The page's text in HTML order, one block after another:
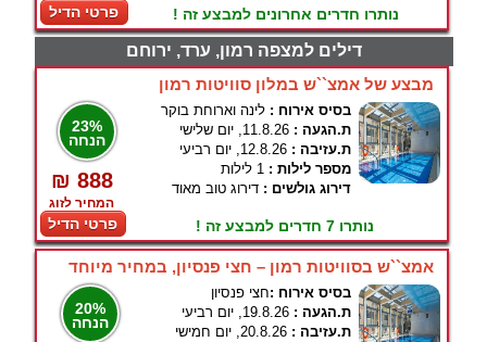
פרטי הדיל נותרו חדרים אחרונים למבצע זה !
דילים למצפה רמון, ערד, ירוחם
מבצע של אמצ``ש במלון סוויטות רמון
23%
הנחה
₪ 888
המחיר לזוג
פרטי הדיל
בסיס אירוח : לינה וארוחת בוקר
ת.הגעה : 11.8.26, יום שלישי
ת.עזיבה : 12.8.26, יום רביעי
מספר לילות : 1 לילות
דירוג גולשים : דירוג טוב מאוד
נותרו 7 חדרים למבצע זה !
אמצ``ש בסוויטות רמון – חצי פנסיון, במחיר מיוחד
20%
הנחה
בסיס אירוח :חצי פנסיון
ת.הגעה : 19.8.26, יום רביעי
ת.עזיבה : 20.8.26, יום חמישי